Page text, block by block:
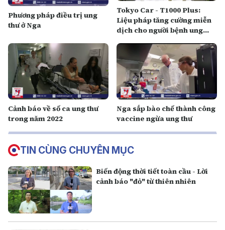
Phương pháp điều trị ung
thư ở Nga
Tokyo Car - T1000 Plus:
Liệu pháp tăng cường miễn
dịch cho người bệnh ung
Cảnh báo về số ca ung thư
trong năm 2022
Nga sắp bào chế thành công
vaccine ngừa ung thư
TIN CÙNG CHUYÊN MỤC
Biến động thời tiết toàn cầu - Lời
cảnh báo "đỏ" từ thiên nhiên